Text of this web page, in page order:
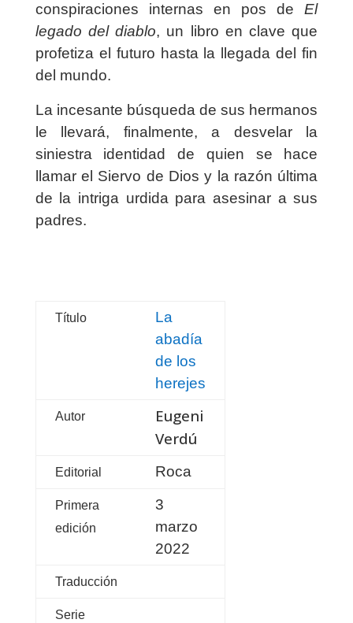
conspiraciones internas en pos deEl
legado del diablo, un libro en clave que
profetiza el futuro hasta la llegada del fin
del mundo.
La incesante búsqueda de sus hermanos
le llevará, finalmente, a desvelar la
siniestra identidad de quien se hace
llamar el Siervo de Dios y la razón última
de la intriga urdida para asesinar a sus
padres.
Título
La
abadía
de los
herejes
Autor
Eugeni
Verdú
Editorial Roca
Primera
edición
3
marzo
2022
Traducción
Serie